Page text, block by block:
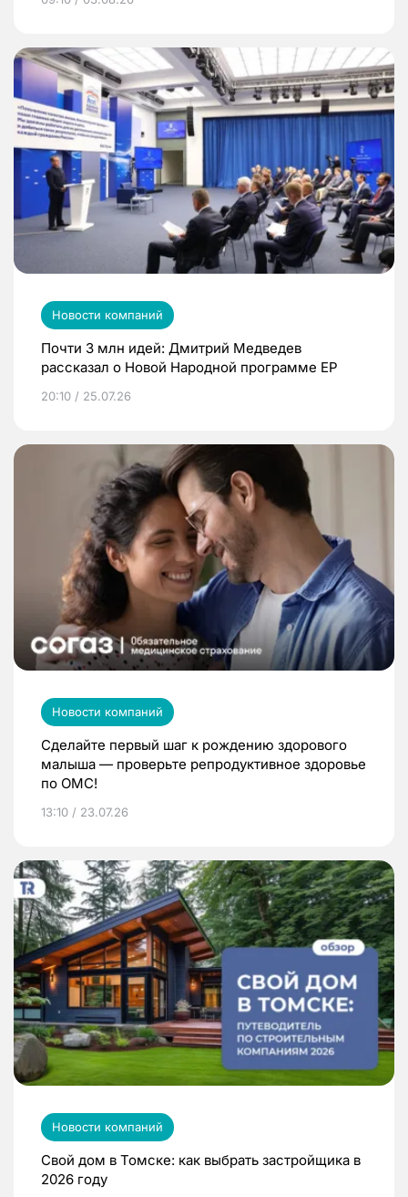
Новости компаний
Почти 3 млн идей: Дмитрий Медведев
рассказал о Новой Народной программе ЕР
20:10 / 25.07.26
Новости компаний
Сделайте первый шаг к рождению здорового
малыша — проверьте репродуктивное здоровье
по ОМС!
13:10 / 23.07.26
Новости компаний
Свой дом в Томске: как выбрать застройщика в
2026 году